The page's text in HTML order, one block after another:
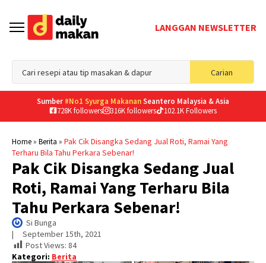
LANGGAN NEWSLETTER
Carian
for:
Sumber #No1 Syurga MakananSeantero Malaysia & Asia
728K followers
316K followers 102.1K Followers
Home» Berita » Pak Cik Disangka Sedang Jual Roti, Ramai Yang
Terharu Bila Tahu Perkara Sebenar!
Pak Cik Disangka Sedang Jual
Roti, Ramai Yang Terharu Bila
Tahu Perkara Sebenar!
Si Bunga
| September 15th, 2021
Post Views: 84
Kategori: Berita